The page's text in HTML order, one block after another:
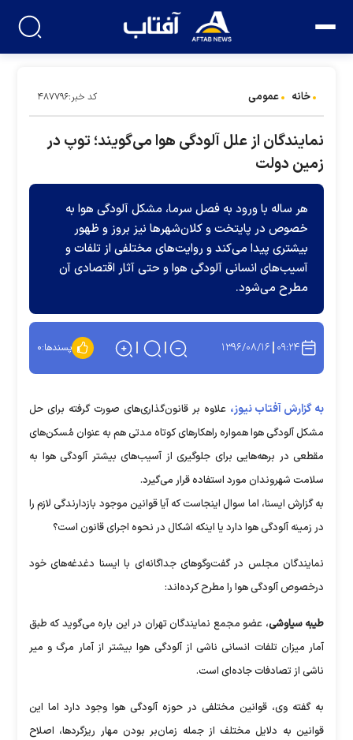
خانه عمومی کد خبر:۴۸۷۷۹۶
نمایندگان از علل آلودگی هوا می‌گویند؛ توپ در
زمین دولت
هر ساله با ورود به فصل سرما، مشکل آلودگی هوا به
خصوص در پایتخت و کلان‌شهرها نیز بروز و ظهور
بیشتری پیدا می‌کند و روایت‌های مختلفی از تلفات و
آسیب‌های انسانی آلودگی هوا و حتی آثار اقتصادی آن
مطرح‌ می‌شود.
۰۹:۲۴ ۱۳۹۶/۰۸/۱۶ پسندها:۰
به گزارش آفتاب نیوز، علاوه بر قانون‌گذاری‌های صورت گرفته برای حل
مشکل آلودگی هوا همواره راهکارهای کوتاه مدتی هم به عنوان مُسکن‌های
مقطعی در برهه‌هایی برای جلوگیری از آسیب‌های بیشتر آلودگی هوا به
سلامت شهروندان مورد استفاده قرار می‌گیرد.
به گزارش ایسنا، اما سوال اینجاست که آیا قوانین موجود بازدارندگی لازم را
در زمینه آلودگی هوا دارد یا اینکه اشکال در نحوه اجرای قانون است؟
نمایندگان مجلس در گفت‌وگوهای جداگانه‌ای با ایسنا دغدغه‌های خود
درخصوص آلودگی هوا را مطرح کرده‌اند:
طیبه سیاوشی، عضو مجمع نمایندگان تهران در این باره می‌گوید که طبق
آمار میزان تلفات انسانی ناشی از آلودگی هوا بیشتر از آمار مرگ و میر
ناشی از تصادفات جاده‌ای است.
به گفته وی، قوانین مختلفی در حوزه آلودگی هوا وجود دارد اما این
قوانین به دلایل مختلف از جمله زمان‌بر بودن مهار ریزگردها، اصلاح